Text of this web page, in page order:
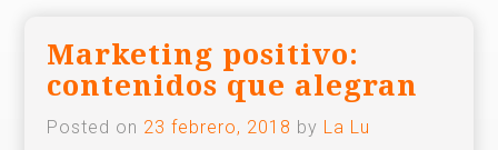
Marketing positivo:
contenidos que alegran
Posted on 23 febrero, 2018 by La Lu